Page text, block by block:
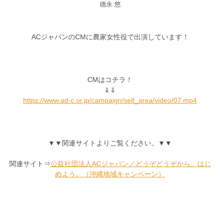
德永 悠
ACジャパンのCMに農家女性役で出演しています！
CMはコチラ！
⇓⇓
https://www.ad-c.or.jp/campaign/self_area/video/07.mp4
▼▼関連サイトよりご覧ください。▼▼
関連サイト⇒公益社団法人ACジャパン／どうぞどうぞから、はじ
めよう。（沖縄地域キャンペーン）